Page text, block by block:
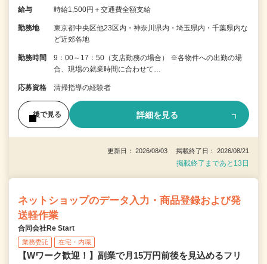
給与 時給1,500円＋交通費全額支給
勤務地
東京都中央区他23区内・神奈川県内・埼玉県内・千葉県内な
ど近郊各地
勤務時間
9：00～17：50（支店勤務の場合） ※各物件への出勤の場
合、現場の就業時間に合わせて…
応募資格 清掃指導の経験者
後で見る 詳細を見る
更新日： 2026/08/03 掲載終了日： 2026/08/21
掲載終了まであと13日
ネットショップのデータ入力・商品登録および発
送軽作業
合同会社Re Start
業務委託 在宅・内職
【Wワーク歓迎！】副業で月15万円前後を見込めるフリ